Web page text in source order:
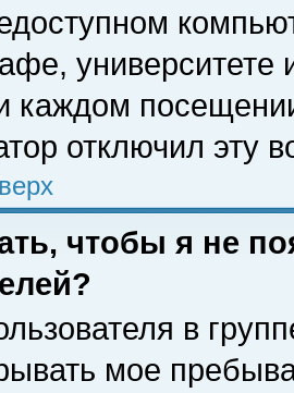
университете
каждом
отключил эту
чтобы я не
в
мое